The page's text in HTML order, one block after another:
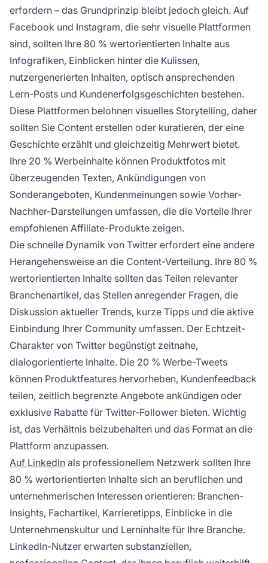
erfordern – das Grundprinzip bleibt jedoch gleich. Auf
Facebook und Instagram, die sehr visuelle Plattformen
sind, sollten Ihre 80 % wertorientierten Inhalte aus
Infografiken, Einblicken hinter die Kulissen,
nutzergenerierten Inhalten, optisch ansprechenden
Lern-Posts und Kundenerfolgsgeschichten bestehen.
Diese Plattformen belohnen visuelles Storytelling, daher
sollten Sie Content erstellen oder kuratieren, der eine
Geschichte erzählt und gleichzeitig Mehrwert bietet.
Ihre 20 % Werbeinhalte können Produktfotos mit
überzeugenden Texten, Ankündigungen von
Sonderangeboten, Kundenmeinungen sowie Vorher-
Nachher-Darstellungen umfassen, die die Vorteile Ihrer
empfohlenen Affiliate-Produkte zeigen.
Die schnelle Dynamik von Twitter erfordert eine andere
Herangehensweise an die Content-Verteilung. Ihre 80 %
wertorientierten Inhalte sollten das Teilen relevanter
Branchenartikel, das Stellen anregender Fragen, die
Diskussion aktueller Trends, kurze Tipps und die aktive
Einbindung Ihrer Community umfassen. Der Echtzeit-
Charakter von Twitter begünstigt zeitnahe,
dialogorientierte Inhalte. Die 20 % Werbe-Tweets
können Produktfeatures hervorheben, Kundenfeedback
teilen, zeitlich begrenzte Angebote ankündigen oder
exklusive Rabatte für Twitter-Follower bieten. Wichtig
ist, das Verhältnis beizubehalten und das Format an die
Plattform anzupassen.
Auf LinkedIn als professionellem Netzwerk sollten Ihre
80 % wertorientierten Inhalte sich an beruflichen und
unternehmerischen Interessen orientieren: Branchen-
Insights, Fachartikel, Karrieretipps, Einblicke in die
Unternehmenskultur und Lerninhalte für Ihre Branche.
LinkedIn-Nutzer erwarten substanziellen,